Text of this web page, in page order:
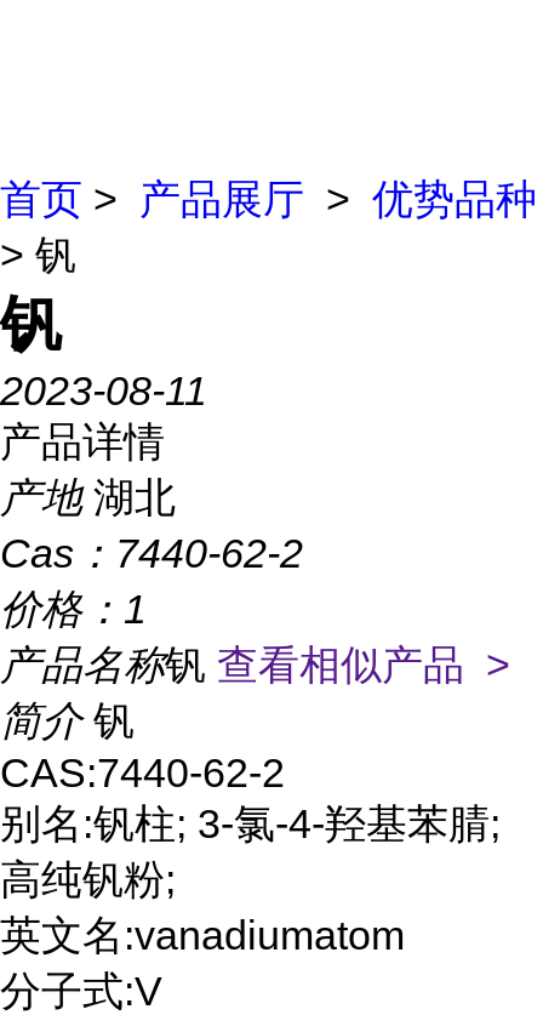
首页 > 产品展厅 > 优势品种
> 钒
钒
2023-08-11
产品详情
产地 湖北
Cas： 7440-62-2
价格： 1
产品名称钒 查看相似产品 >
简介 钒
CAS:7440-62-2
别名:钒柱; 3-氯-4-羟基苯腈;
高纯钒粉;
英文名:vanadiumatom
分子式:V